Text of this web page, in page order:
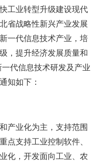
业转型升级建设现代
省战略性新兴产业发展
一代信息技术产业，培
，提升经济发展质量和
代信息技术研发及产业
知如下：
业化为主，支持范围
点支持工业控制软件、
化，开发面向工业、农